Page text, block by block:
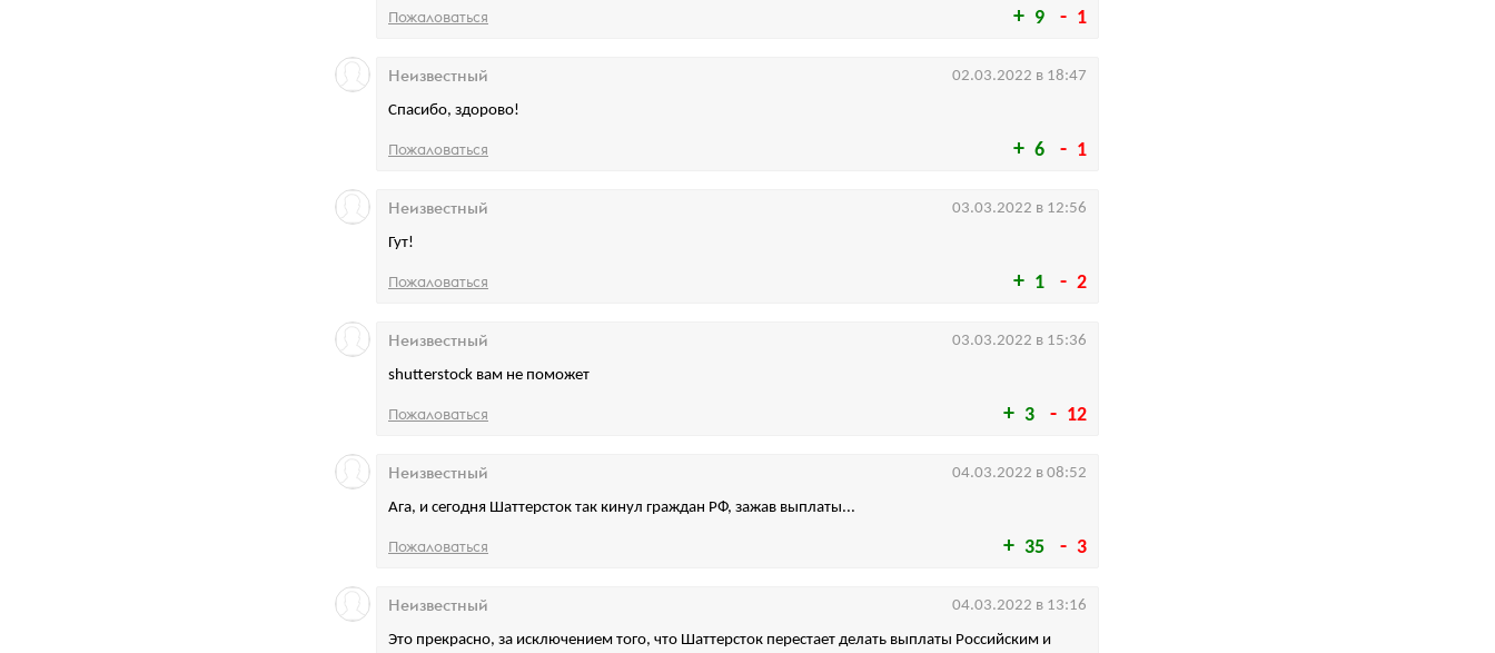
9 1
Пожаловаться
6 1
Спасибо, здорово!
Неизвестный 02.03.2022 в 18:47
Пожаловаться
1 2
Гут!
Неизвестный 03.03.2022 в 12:56
Пожаловаться
3 12
shutterstock вам не поможет
Неизвестный 03.03.2022 в 15:36
Пожаловаться
35 3
Ага, и сегодня Шаттерсток так кинул граждан РФ, зажав выплаты...
Неизвестный 04.03.2022 в 08:52
Пожаловаться
Это прекрасно, за исключением того, что Шаттерсток перестает делать выплаты Российским и
Неизвестный 04.03.2022 в 13:16